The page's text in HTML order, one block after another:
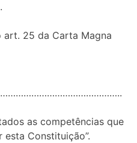
art. 25 da Carta Magna
as competências que
esta Constituição”.